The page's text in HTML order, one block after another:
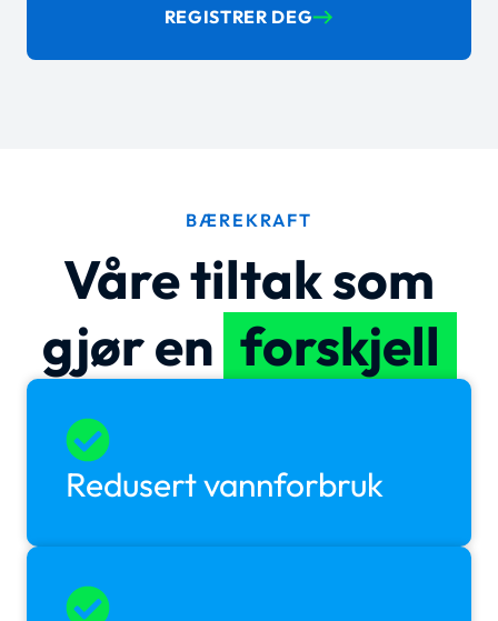
REGISTRER DEG
BÆREKRAFT
Våre tiltak som
gjør en forskjell
Redusert vannforbruk